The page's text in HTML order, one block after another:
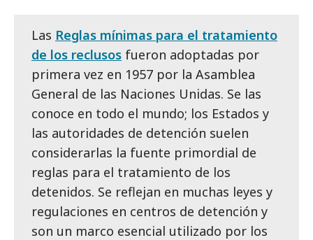
Las Reglas mínimas para el tratamiento
de los reclusos fueron adoptadas por
primera vez en 1957 por la Asamblea
General de las Naciones Unidas. Se las
conoce en todo el mundo; los Estados y
las autoridades de detención suelen
considerarlas la fuente primordial de
reglas para el tratamiento de los
detenidos. Se reflejan en muchas leyes y
regulaciones en centros de detención y
son un marco esencial utilizado por los